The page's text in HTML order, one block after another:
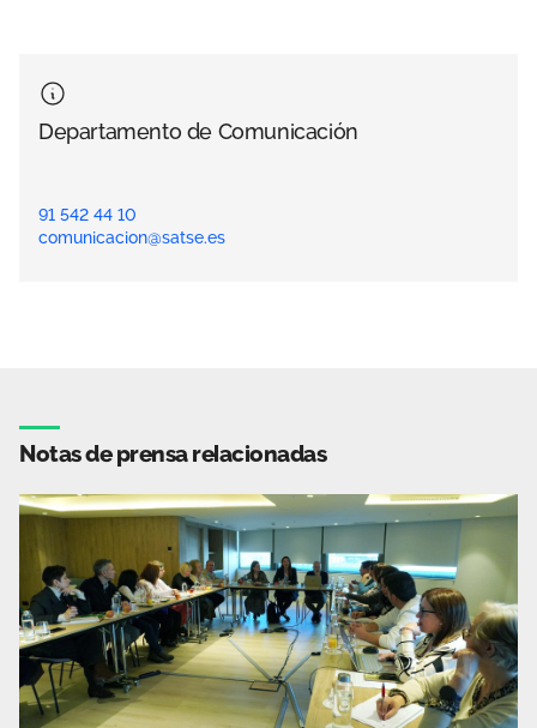
Departamento de Comunicación
91 542 44 10
comunicacion@satse.es
Notas de prensa relacionadas